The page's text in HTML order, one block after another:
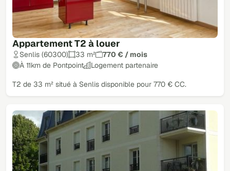
Appartement T2 à louer
Senlis (60300) 33 m²
770 € / mois
À 11km de Pontpoint
Logement partenaire
T2 de 33 m² situé à Senlis disponible pour 770 € CC.